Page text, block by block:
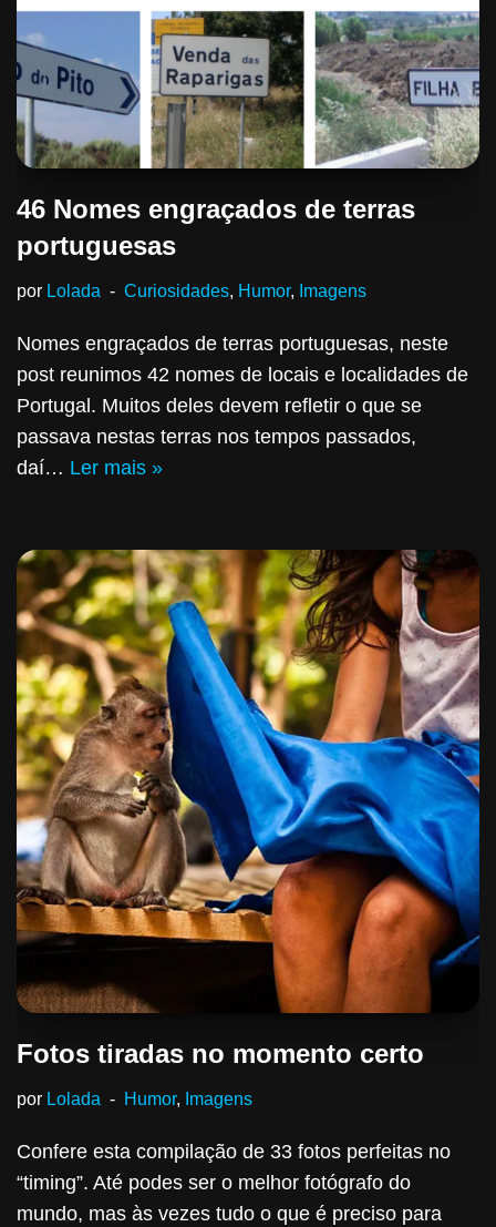
46 Nomes engraçados de terras
portuguesas
por Lolada Curiosidades, Humor, Imagens
Nomes engraçados de terras portuguesas, neste
post reunimos 42 nomes de locais e localidades de
Portugal. Muitos deles devem refletir o que se
passava nestas terras nos tempos passados,
daí… Ler mais »
Fotos tiradas no momento certo
por Lolada Humor, Imagens
Confere esta compilação de 33 fotos perfeitas no
“timing”. Até podes ser o melhor fotógrafo do
mundo, mas às vezes tudo o que é preciso para